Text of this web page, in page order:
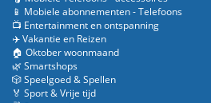
📱 Mobiele abonnementen - Telefoons
📺 Entertainment en ontspanning
✈️ Vakantie en Reizen
🏠 Oktober woonmaand
🌿 Smartshops
🎲 Speelgoed & Spellen
🏅 Sport & Vrije tijd